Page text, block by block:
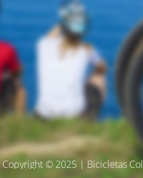
Copyright © 2025 | Bicicletas